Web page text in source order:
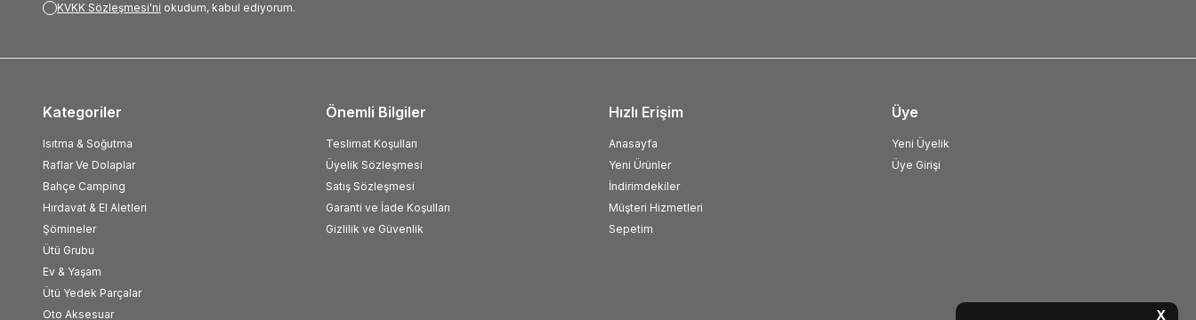
X
KVKK Sözleşmesi'ni okudum, kabul ediyorum.
Kategoriler
Isıtma & Soğutma
Raflar Ve Dolaplar
Bahçe Camping
Hırdavat & El Aletleri
Şömineler
Ütü Grubu
Ev & Yaşam
Ütü Yedek Parçalar
Oto Aksesuar
Önemli Bilgiler
Teslimat Koşulları
Üyelik Sözleşmesi
Satış Sözleşmesi
Garanti ve İade Koşulları
Gizlilik ve Güvenlik
Hızlı Erişim
Anasayfa
Yeni Ürünler
İndirimdekiler
Müşteri Hizmetleri
Sepetim
Üye
Yeni Üyelik
Üye Girişi